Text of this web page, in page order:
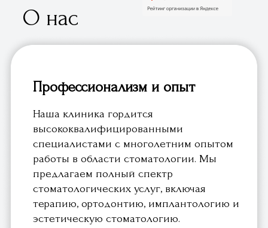
работы в области стоматологии. Мы
предлагаем полный спектр
стоматологических услуг, включая
эстетическую стоматологию.
Современное оборудование и
технологии
Мы инвестируем в новейшие
цифровые рентген-аппараты и
системы компьютерного
моделирования, чтобы обеспечить
результаты и комфорт во время
лечения.